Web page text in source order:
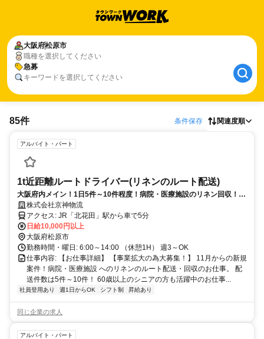
大阪府松原市
職種を選択してください
急募
キーワードを選択してください
85件 条件保存 関連度順
アルバイト・パート
1t近距離ルートドライバー(リネンのルート配送)
大阪府内メイン！1日5件～10件程度！病院・医療施設のリネン回収！残
業ほぼナシ！
株式会社京神物流
アクセス: JR「北花田」駅から車で5分
日給10,000円以上
大阪府松原市
勤務時間・曜日: 6:00～14:00 （休憩1H） 週3～OK
仕事内容: 【お仕事詳細】 【事業拡大の為大募集！】 11月からの新規
案件！病院・医療施設 へのリネンのルート配送・回収のお仕事。 配
送件数は5件～10件！ 60歳以上のシニアの方も活躍中のお仕事...
社員登用あり 週1日からOK シフト制 昇給あり
同じ企業の求人
アルバイト・パート